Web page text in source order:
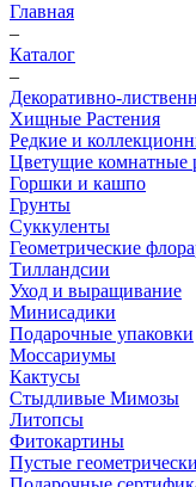
Главная
–
Каталог
–
Декоративно-
Хищные Растения
Редкие и
Цветущие комнатные
Горшки и кашпо
Грунты
Суккуленты
Геометрические
Тилландсии
Уход и выращивание
Минисадики
Подарочные упаковки
Моссариумы
Кактусы
Стыдливые Мимозы
Литопсы
Фитокартины
Пустые